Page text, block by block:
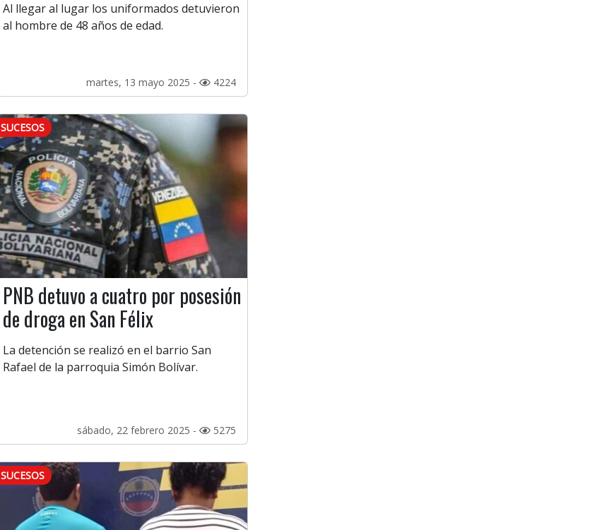
Al llegar al lugar los uniformados detuvieron
al hombre de 48 años de edad.
martes, 13 mayo 2025 - 4224
SUCESOS
PNB detuvo a cuatro por posesión
de droga en San Félix
La detención se realizó en el barrio San
Rafael de la parroquia Simón Bolívar.
sábado, 22 febrero 2025 - 5275
SUCESOS